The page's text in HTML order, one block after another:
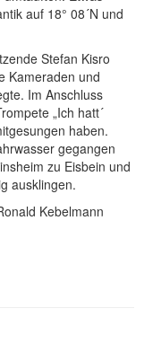
auf 18° 08´N und
Stefan Kisro
Kameraden und
Im Anschluss
„Ich hatt´
haben.
gegangen
zu Eisbein und
ausklingen.
Kebelmann